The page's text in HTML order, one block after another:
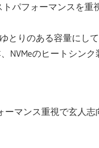
パフォーマンスを重
とりのある容量にして
NVMeのヒートシンク
ーマンス重視で玄人